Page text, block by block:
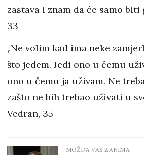
zastava i znam da će samo biti
33
„Ne volim kad ima neke
što jedem. Jedi ono u čemu
ono u čemu ja uživam. Ne
zašto ne bih trebao uživati u
Vedran, 35
MOŽDA VAS ZANIMA